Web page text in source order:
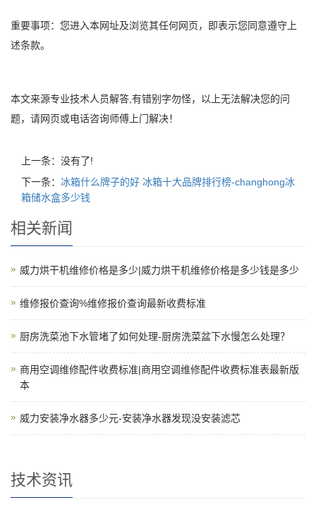
重要事项：您进入本网址及浏览其任何网页，即表示您同意遵守上
述条款。
本文来源专业技术人员解答,有错别字勿怪，以上无法解决您的问
题，请网页或电话咨询师傅上门解决！
上一条：没有了!
下一条： 冰箱什么牌子的好 冰箱十大品牌排行榜-changhong冰
箱储水盒多少钱
相关新闻
威力烘干机维修价格是多少|威力烘干机维修价格是多少钱是多少
维修报价查询%维修报价查询最新收费标准
厨房洗菜池下水管堵了如何处理-厨房洗菜盆下水慢怎么处理？
商用空调维修配件收费标准|商用空调维修配件收费标准表最新版
本
威力安装净水器多少元-安装净水器发现没安装滤芯
技术资讯